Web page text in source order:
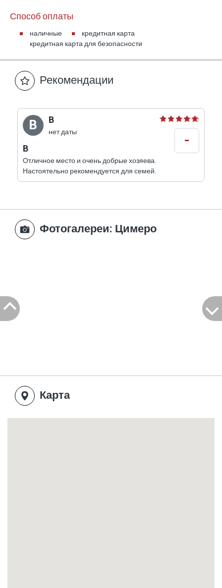
Способ оплаты
наличные
кредитная карта
кредитная карта для безопасности
Рекомендации
B B
нет даты
B
Отличное место и очень добрые хозяева.
Настоятельно рекомендуется для семей.
-
Фотогалереи: Цимеро
Карта